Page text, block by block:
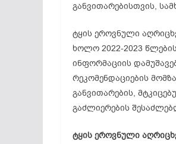
განვითარებისთვის,
ტყის ეროვნული
ხოლო 2022-2023
ინფორმაციის
რეკომენდაციების
განვითარების,
გაძლიერების
ტყის ეროვნული